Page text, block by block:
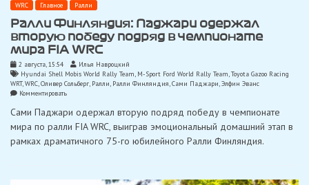
WRC Главное Ралли
Ралли Финляндия: Паджари одержал
вторую победу подряд в чемпионате
мира FIA WRC
2 августа, 15:54
Илья Навроцкий
Hyundai Shell Mobis World Rally Team, M-Sport Ford World Rally Team,Toyota Gazoo Racing
WRT,WRC,Оливер Сольберг, Ралли, Ралли Финляндия,Сами Паджари,Элфин Эванс
Комментироватьon
Финляндия:
Паджари
одержал
вторую
чемпионате
Сами Паджари одержал вторую подряд победу в чемпионате
мира по ралли FIA WRC, выиграв эмоциональный домашний этап в
рамках драматичного 75-го юбилейного Ралли Финляндия.